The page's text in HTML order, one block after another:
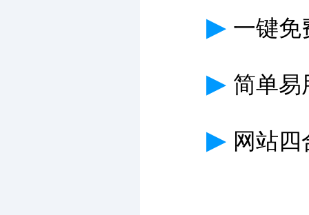
▶ 一键免
▶ 简单易
▶ 网站四